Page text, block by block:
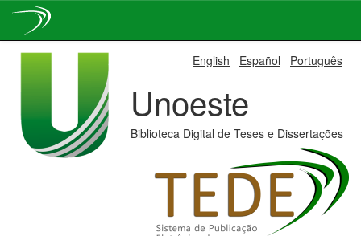
English Español Português
Unoeste
Biblioteca Digital de Teses e Dissertações